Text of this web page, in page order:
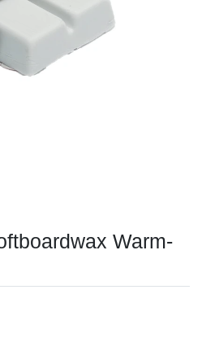
Warm-